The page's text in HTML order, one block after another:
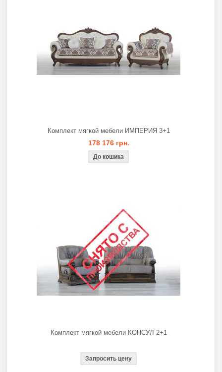
Комплект мягкой мебели ИМПЕРИЯ 3+1
178 176 грн.
Комплект мягкой мебели КОНСУЛ 2+1